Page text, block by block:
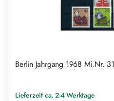
Berlin Jahrgang 1968 Mi.Nr.
Lieferzeit ca. 2-4 Werktage